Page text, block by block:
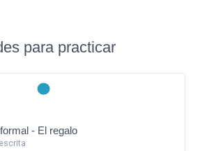
para practicar
- El regalo